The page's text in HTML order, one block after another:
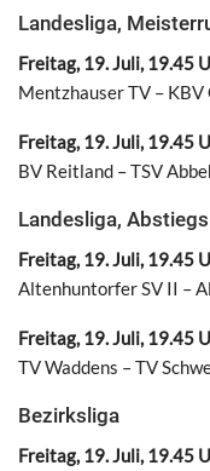
Landesliga,
Freitag, 19. Juli, 19.45
Mentzhauser TV – KBV
Freitag, 19. Juli, 19.45
BV Reitland – TSV
Landesliga,
Freitag, 19. Juli, 19.45
Altenhuntorfer SV II –
Freitag, 19. Juli, 19.45
TV Waddens – TV
Bezirksliga
Freitag, 19. Juli, 19.45